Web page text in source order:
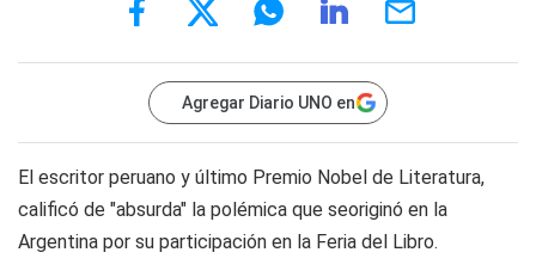
Agregar Diario UNO en
El escritor peruano y último Premio Nobel de Literatura,
calificó de "absurda" la polémica que seoriginó en la
Argentina por su participación en la Feria del Libro.